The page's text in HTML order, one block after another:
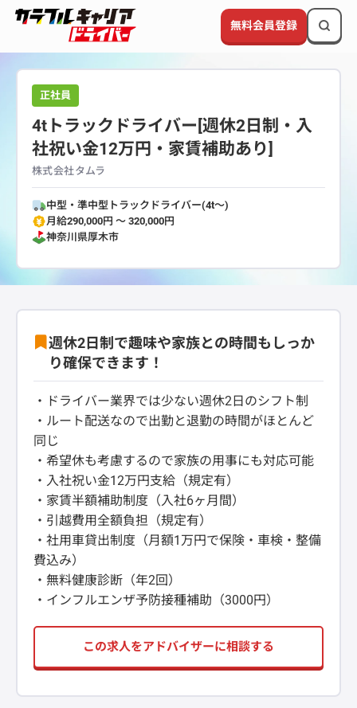
無料会員登録
正社員
4tトラックドライバー[週休2日制・入
社祝い金12万円・家賃補助あり]
株式会社タムラ
中型・準中型トラックドライバー(4t～)
月給290,000円 〜 320,000円
神奈川県厚木市
週休2日制で趣味や家族との時間もしっか
り確保できます！
・ドライバー業界では少ない週休2日のシフト制
・ルート配送なので出勤と退勤の時間がほとんど
同じ
・希望休も考慮するので家族の用事にも対応可能
・入社祝い金12万円支給（規定有）
・家賃半額補助制度（入社6ヶ月間）
・引越費用全額負担（規定有）
・社用車貸出制度（月額1万円で保険・車検・整備
費込み）
・無料健康診断（年2回）
・インフルエンザ予防接種補助（3000円）
この求人をアドバイザーに相談する